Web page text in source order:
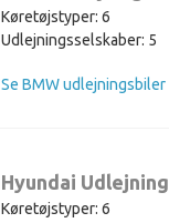
Køretøjstyper: 6
Udlejningsselskaber: 5
Se BMW udlejningsbiler
Hyundai Udlejning
Køretøjstyper: 6